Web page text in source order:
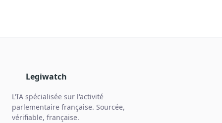
Legiwatch
L'IA spécialisée sur l'activité
parlementaire française. Sourcée,
vérifiable, française.